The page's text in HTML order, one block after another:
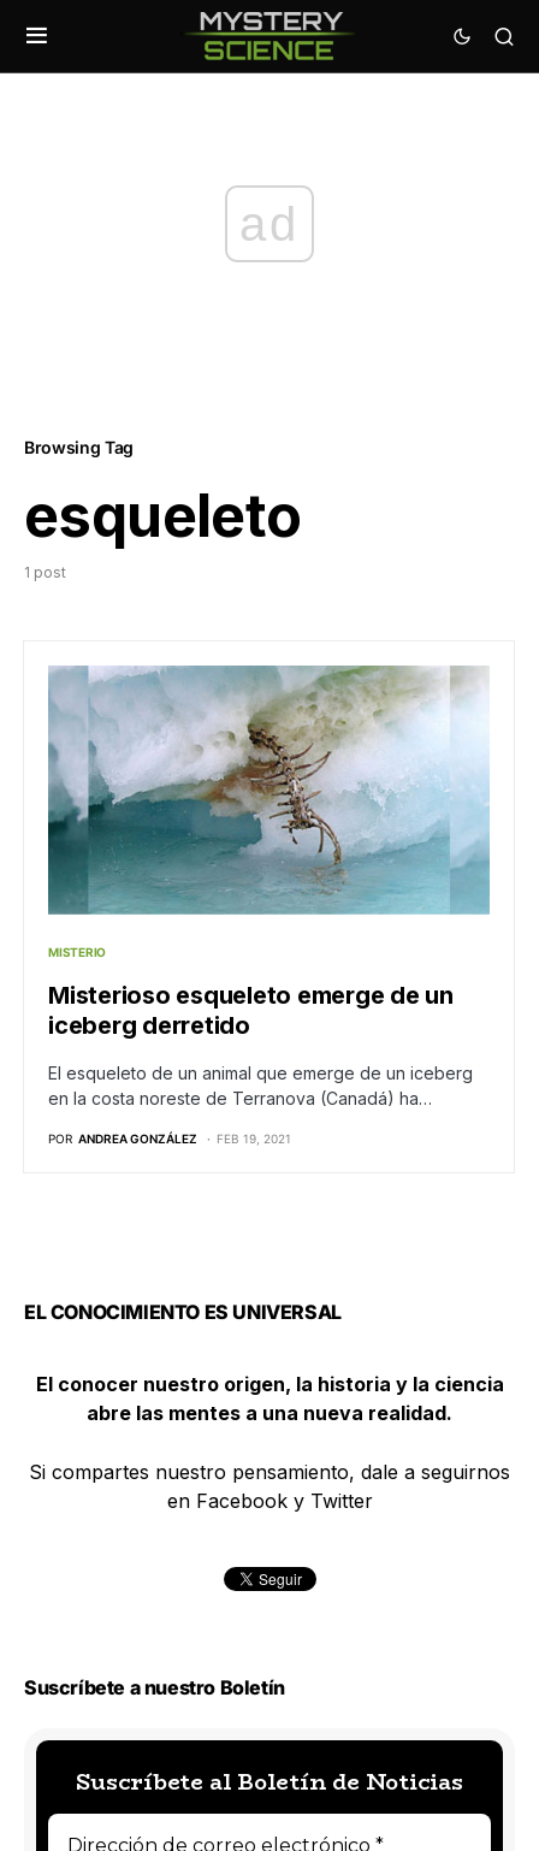
ad
Browsing Tag
esqueleto
1 post
MISTERIO
Misterioso esqueleto emerge de un
iceberg derretido
El esqueleto de un animal que emerge de un iceberg
en la costa noreste de Terranova (Canadá) ha…
POR ANDREA GONZÁLEZ FEB 19, 2021
EL CONOCIMIENTO ES UNIVERSAL
El conocer nuestro origen, la historia y la ciencia
abre las mentes a una nueva realidad.
Si compartes nuestro pensamiento, dale a seguirnos
en Facebook y Twitter
Suscríbete a nuestro Boletín
Suscríbete al Boletín de Noticias